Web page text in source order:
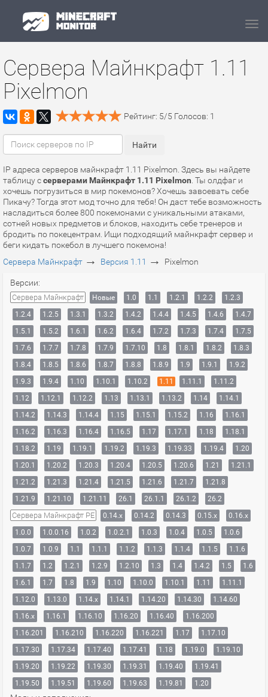
Сервера Майнкрафт 1.11
Pixelmon
Рейтинг: 5/5 Голосов: 1
IP адреса серверов майнкрафт 1.11 Pixelmon. Здесь вы найдете
таблицу ссерверами Майнкрафт 1.11 Pixelmon . Ты олдфаг и
хочешь погрузиться в мир покемонов? Хочешь завоевать себе
Пикачу? Тогда этот мод точно для тебя! Он даст тебе возможность
насладиться более 800 покемонами с уникальными атаками,
сотней новых предметов и блоков, находить себе тренеров и
бродить по покецентрам. Ищи подходящий майнкрафт сервер и
беги кидать покебол в лучшего покемона!
Сервера Майнкрафт → Версия 1.11 → Pixelmon
Версии:
Сервера Майнкрафт Новые 1.0 1.1 1.2.1 1.2.2
1.2.3
1.2.4
1.2.5 1.3.1 1.3.2 1.4.2 1.4.4 1.4.5 1.4.6
1.4.7
1.5.1
1.5.2 1.6.1 1.6.2 1.6.4 1.7.2 1.7.3 1.7.4
1.7.5
1.7.6
1.7.7 1.7.8 1.7.9 1.7.10 1.8 1.8.1 1.8.2
1.8.3
1.8.4
1.8.5 1.8.6 1.8.7 1.8.8 1.8.9 1.9 1.9.1
1.9.2
1.9.3
1.9.4 1.10 1.10.1 1.10.2 1.11 1.11.1
1.11.2
1.12
1.12.1 1.12.2 1.13 1.13.1 1.13.2 1.14
1.14.1
1.14.2
1.14.3 1.14.4 1.15 1.15.1 1.15.2 1.16
1.16.1
1.16.2
1.16.3 1.16.4 1.16.5 1.17 1.17.1 1.18
1.18.1
1.18.2
1.19 1.19.1 1.19.2 1.19.3 1.19.33 1.19.4
1.20
1.20.1
1.20.2 1.20.3 1.20.4 1.20.5 1.20.6 1.21
1.21.1
1.21.2
1.21.3 1.21.4 1.21.5 1.21.6 1.21.7
1.21.8
1.21.9
1.21.10 1.21.11 26.1 26.1.1 26.1.2 26.2
Сервера Майнкрафт PE 0.14.x 0.14.2 0.14.3 0.15.x
0.16.x
1.0.0
1.0.0.16 1.0.2 1.0.2.1 1.0.3 1.0.4 1.0.5
1.0.6
1.0.7
1.0.9 1.1 1.1.1 1.1.2 1.1.3 1.1.4 1.1.5
1.1.6
1.1.7
1.2 1.2.1 1.2.9 1.2.10 1.3 1.4 1.4.2 1.5
1.6
1.6.1
1.7 1.8 1.9 1.10 1.10.0 1.10.1 1.11
1.11.1
1.12.0
1.13.0 1.14.x 1.14.1 1.14.20 1.14.30
1.14.60
1.16.x
1.16.1 1.16.10 1.16.20 1.16.40
1.16.200
1.16.201
1.16.210 1.16.220 1.16.221 1.17
1.17.10
1.17.30
1.17.34 1.17.40 1.17.41 1.18 1.19.0
1.19.10
1.19.20
1.19.22 1.19.30 1.19.31 1.19.40
1.19.41
1.19.50
1.19.51 1.19.60 1.19.63 1.19.81 1.20